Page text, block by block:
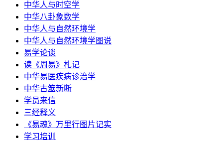
中华人与时空学
中华八卦象数学
中华人与自然环境学
中华人与自然环境学图说
易学论谈
读《周易》札记
中华易医疾病诊治学
中华古筮新断
学员来信
三经释义
《易魂》万里行图片记实
学习培训